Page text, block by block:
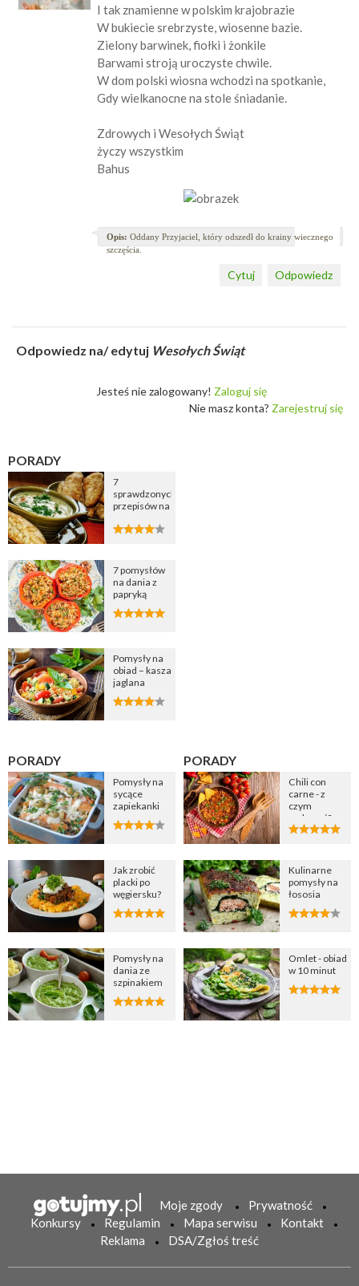
I tak znamienne w polskim krajobrazie
W bukiecie srebrzyste, wiosenne bazie.
Zielony barwinek, fiołki i żonkile
Barwami stroją uroczyste chwile.
W dom polski wiosna wchodzi na spotkanie,
Gdy wielkanocne na stole śniadanie.
Zdrowych i Wesołych Świąt
życzy wszystkim
Bahus
Opis: Oddany Przyjaciel, który odszedł do krainy wiecznego
szczęścia.
Odpowiedz
Cytuj
Odpowiedz na/ edytuj Wesołych Świąt
Jesteś nie zalogowany! Zaloguj się
Nie masz konta? Zarejestruj się
PORADY
7
sprawdzonych
przepisów na
cebulową
7 pomysłów
na dania z
papryką
Pomysły na
obiad – kasza
jaglana
PORADY
Pomysły na
sycące
zapiekanki
Jak zrobić
placki po
węgiersku?
Pomysły na
dania ze
szpinakiem
PORADY
Chili con
carne - z
czym
podawać?
Kulinarne
pomysły na
łososia
Omlet - obiad
w 10 minut
Moje zgody
Prywatność
Konkursy
Regulamin Mapa serwisu
Kontakt
Reklama
DSA/Zgłoś treść